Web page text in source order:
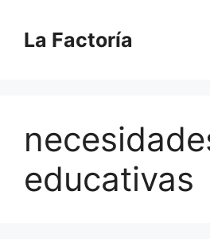
contenido
La Factoría
educativas